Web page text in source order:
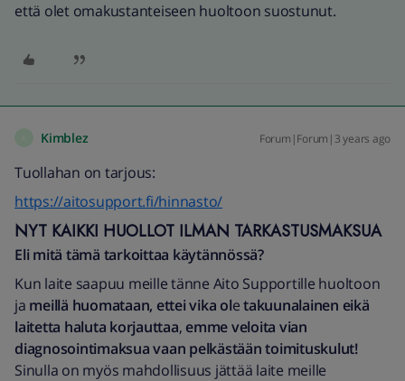
että olet omakustanteiseen huoltoon suostunut.
Kimblez Forum|Forum|3 years ago
Tuollahan on tarjous:
https://aitosupport.fi/hinnasto/
NYT KAIKKI HUOLLOT ILMAN TARKASTUSMAKSUA
Eli mitä tämä tarkoittaa käytännössä?
Kun laite saapuu meille tänne Aito Supportille huoltoon
ja meillä huomataan, ettei vika oletakuunalainen eikä
laitetta haluta korjauttaa, emme veloita vian
diagnosointimaksua vaan pelkästään toimituskulut!
Sinulla on myös mahdollisuus jättää laite meille